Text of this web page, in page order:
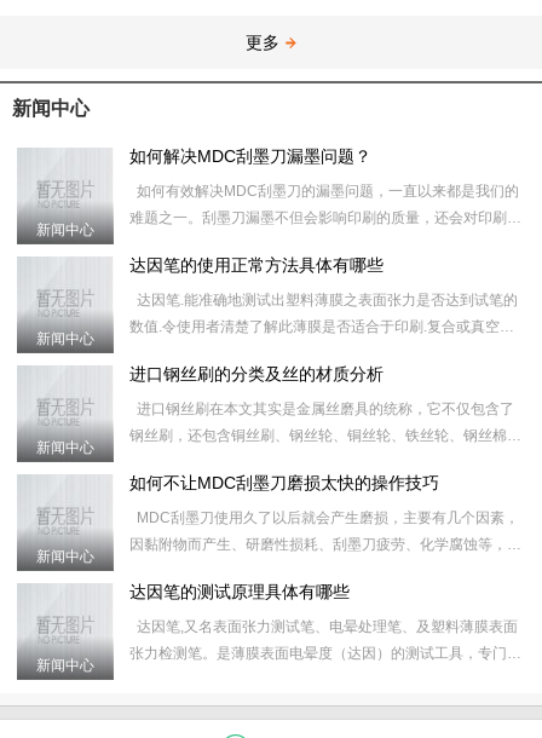
更多
新闻中心
新闻中心
如何解决MDC刮墨刀漏墨问题？
如何有效解决MDC刮墨刀的漏墨问题，一直以来都是我们的
难题之一。刮墨刀漏墨不但会影响印刷的质量，还会对印刷器
出现
新闻中心
达因笔的使用正常方法具体有哪些
达因笔.能准确地测试出塑料薄膜之表面张力是否达到试笔的
数值.令使用者清楚了解此薄膜是否适合于印刷.复合或真空镀
新闻中心
进口钢丝刷的分类及丝的材质分析
进口钢丝刷在本文其实是金属丝磨具的统称，它不仅包含了
钢丝刷，还包含铜丝刷、钢丝轮、铜丝轮、铁丝轮、钢丝棉、
&nb
新闻中心
如何不让MDC刮墨刀磨损太快的操作技巧
MDC刮墨刀使用久了以后就会产生磨损，主要有几个因素，
因黏附物而产生、研磨性损耗、刮墨刀疲劳、化学腐蚀等，这
的使
新闻中心
达因笔的测试原理具体有哪些
达因笔,又名表面张力测试笔、电晕处理笔、及塑料薄膜表面
张力检测笔。是薄膜表面电晕度（达因）的测试工具，专门用